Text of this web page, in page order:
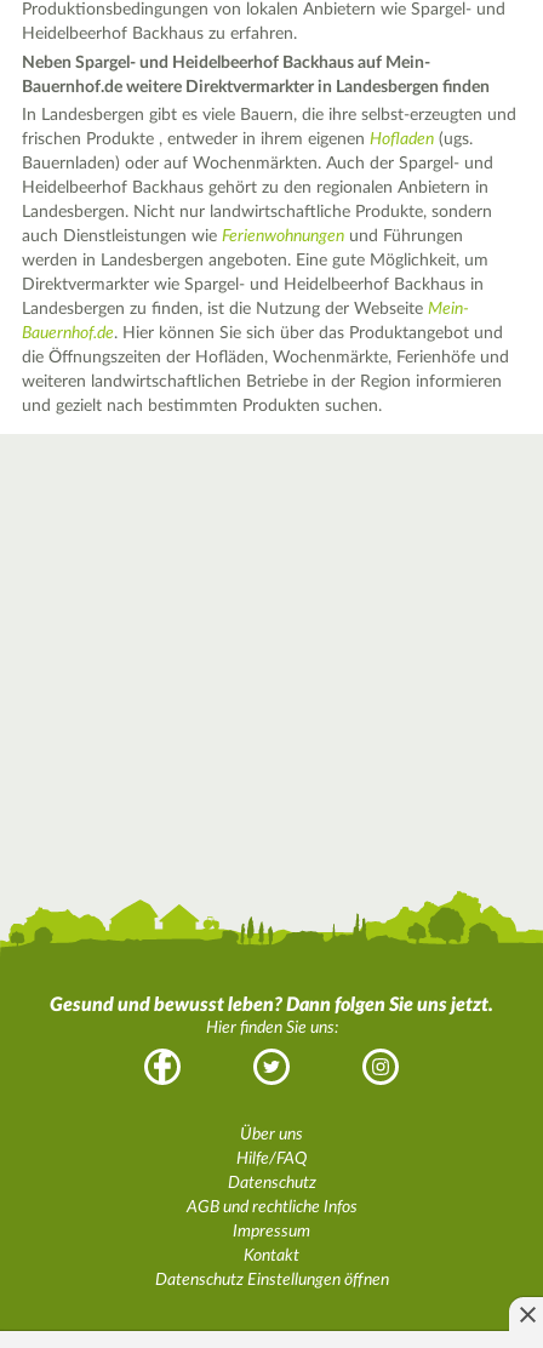
Produktionsbedingungen von lokalen Anbietern wie Spargel- und
Heidelbeerhof Backhaus zu erfahren.
Neben Spargel- und Heidelbeerhof Backhaus auf Mein-
Bauernhof.de weitere Direktvermarkter in Landesbergen finden
In Landesbergen gibt es viele Bauern, die ihre selbst-erzeugten und
frischen Produkte , entweder in ihrem eigenenHofladen (ugs.
Bauernladen) oder auf Wochenmärkten. Auch der Spargel- und
Heidelbeerhof Backhaus gehört zu den regionalen Anbietern in
Landesbergen. Nicht nur landwirtschaftliche Produkte, sondern
auch Dienstleistungen wieFerienwohnungen und Führungen
werden in Landesbergen angeboten. Eine gute Möglichkeit, um
Direktvermarkter wie Spargel- und Heidelbeerhof Backhaus in
Landesbergen zu finden, ist die Nutzung der WebseiteMein-
Bauernhof.de. Hier können Sie sich über das Produktangebot und
die Öffnungszeiten der Hofläden, Wochenmärkte, Ferienhöfe und
weiteren landwirtschaftlichen Betriebe in der Region informieren
und gezielt nach bestimmten Produkten suchen.
Gesund und bewusst leben? Dann folgen Sie uns jetzt.
Hier finden Sie uns:
Facebook Twitter Instagram
Über uns
Hilfe/FAQ
Datenschutz
AGB und rechtliche Infos
Impressum
Kontakt
Datenschutz Einstellungen öffnen